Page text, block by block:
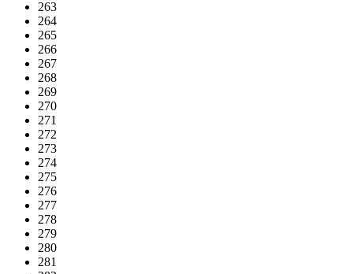
263
264
265
266
267
268
269
270
271
272
273
274
275
276
277
278
279
280
281